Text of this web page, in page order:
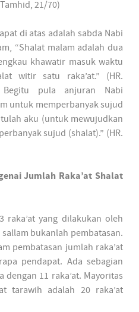
21/70)
di atas adalah sabda Nabi
“Shalat malam adalah dua
khawatir masuk waktu
witir satu raka’at.” (HR.
pula anjuran Nabi
untuk memperbanyak sujud
aku (untuk mewujudkan
sujud (shalat).” (HR.
Jumlah Raka’at Shalat
raka’at yang dilakukan oleh
bukanlah pembatasan.
pembatasan jumlah raka’at
pendapat. Ada sebagian
dengan 11 raka’at. Mayoritas
tarawih adalah 20 raka’at